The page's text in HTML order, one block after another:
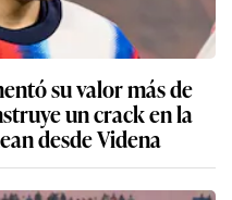
su valor más de
un crack en la
desde Videna